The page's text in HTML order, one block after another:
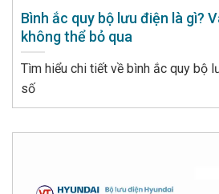
Bình ắc quy bộ lưu điện là gì?
không thể bỏ qua
Tìm hiểu chi tiết về bình ắc quy bộ
số